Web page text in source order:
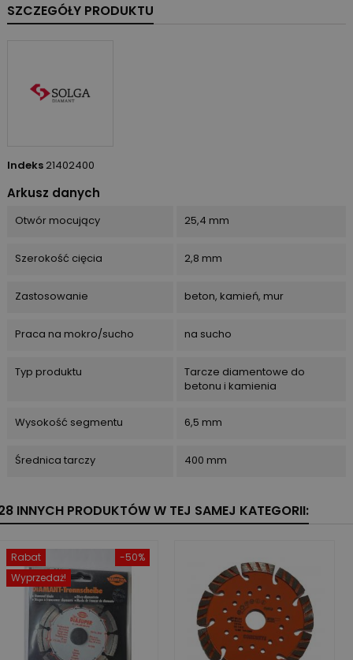
SZCZEGÓŁY PRODUKTU
Indeks 21402400
Arkusz danych
Otwór mocujący 25,4 mm
Szerokość cięcia 2,8 mm
Zastosowanie beton, kamień, mur
Praca na mokro/sucho na sucho
Typ produktu
Tarcze diamentowe do
betonu i kamienia
Wysokość segmentu 6,5 mm
Średnica tarczy 400 mm
INNYCH PRODUKTÓW W TEJ SAMEJ KATEGORII:
-50%
Rabat
Wyprzedaż!